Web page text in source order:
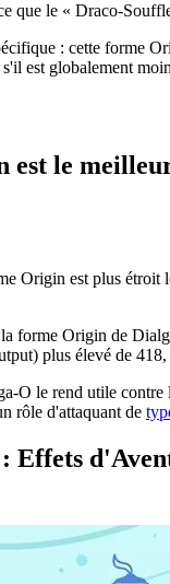
que le « Draco-
: cette forme
est globalement
est le
Origin est plus
forme Origin de
plus élevé de
O le rend utile contre
rôle d'attaquant de
Effets